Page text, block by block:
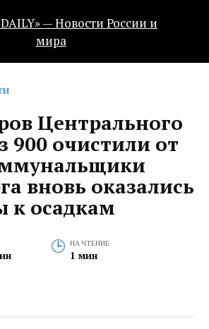
Центрального
900 очистили от
вновь оказались
к осадкам
НА ЧТЕНИЕ
1 мин